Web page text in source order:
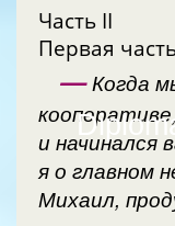
Часть II
Первая
—Когда
и начинался
я о главном
Михаил,